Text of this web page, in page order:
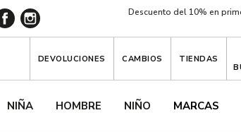
Descuento del 10% en
NIÑA HOMBRE NIÑO MARCAS
DEVOLUCIONES CAMBIOS
TIENDAS